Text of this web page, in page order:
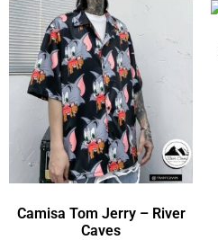
Camisa Tom Jerry – River
Caves